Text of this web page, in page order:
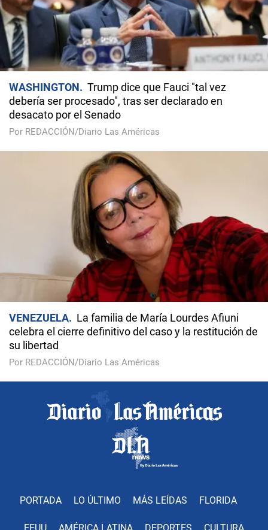
WASHINGTON
Trump dice que Fauci "tal vez
debería ser procesado", tras ser declarado en
desacato por el Senado
Por REDACCIÓN/Diario Las Américas
VENEZUELA
La familia de María Lourdes Afiuni
celebra el cierre definitivo del caso y la restitución de
su libertad
Por REDACCIÓN/Diario Las Américas
PORTADA LO ÚLTIMO MÁS LEÍDAS FLORIDA